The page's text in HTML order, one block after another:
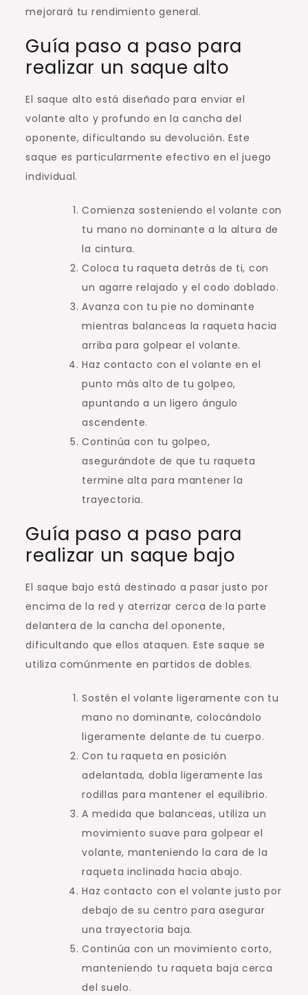
mejorará tu rendimiento general.
Guía paso a paso para
realizar un saque alto
El saque alto está diseñado para enviar el
volante alto y profundo en la cancha del
oponente, dificultando su devolución. Este
saque es particularmente efectivo en el juego
individual.
Comienza sosteniendo el volante con
tu mano no dominante a la altura de
la cintura.
Coloca tu raqueta detrás de ti, con
un agarre relajado y el codo doblado.
Avanza con tu pie no dominante
mientras balanceas la raqueta hacia
arriba para golpear el volante.
Haz contacto con el volante en el
punto más alto de tu golpeo,
apuntando a un ligero ángulo
ascendente.
Continúa con tu golpeo,
asegurándote de que tu raqueta
termine alta para mantener la
trayectoria.
Guía paso a paso para
realizar un saque bajo
El saque bajo está destinado a pasar justo por
encima de la red y aterrizar cerca de la parte
delantera de la cancha del oponente,
dificultando que ellos ataquen. Este saque se
utiliza comúnmente en partidos de dobles.
Sostén el volante ligeramente con tu
mano no dominante, colocándolo
ligeramente delante de tu cuerpo.
Con tu raqueta en posición
adelantada, dobla ligeramente las
rodillas para mantener el equilibrio.
A medida que balanceas, utiliza un
movimiento suave para golpear el
volante, manteniendo la cara de la
raqueta inclinada hacia abajo.
Haz contacto con el volante justo por
debajo de su centro para asegurar
una trayectoria baja.
Continúa con un movimiento corto,
manteniendo tu raqueta baja cerca
del suelo.